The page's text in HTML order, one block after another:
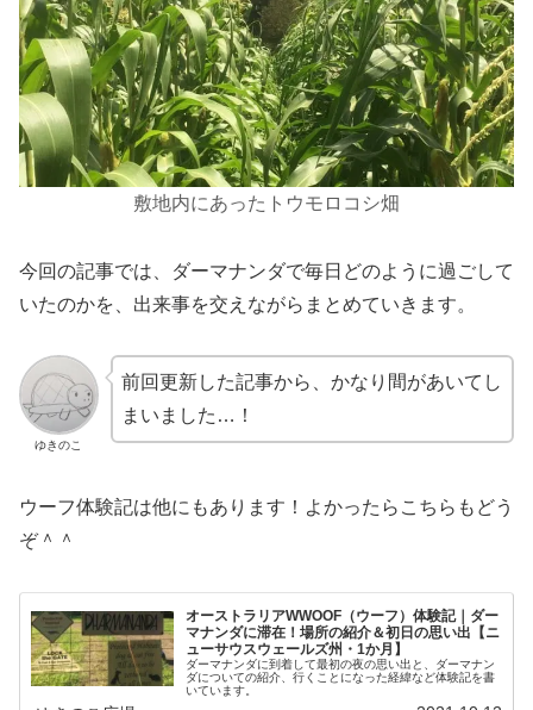
敷地内にあったトウモロコシ畑
今回の記事では、ダーマナンダで毎日どのように過ごして
いたのかを、出来事を交えながらまとめていきます。
ゆきのこ
前回更新した記事から、かなり間があいてし
まいました…！
ウーフ体験記は他にもあります！よかったらこちらもどう
ぞ＾＾
オーストラリアWWOOF（ウーフ）体験記｜ダー
マナンダに滞在！場所の紹介＆初日の思い出【ニ
ューサウスウェールズ州・1か月】
ダーマナンダに到着して最初の夜の思い出と、ダーマナン
ダについての紹介、行くことになった経緯など体験記を書
いています。